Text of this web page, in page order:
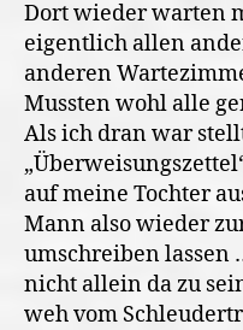
Dort wieder warten
eigentlich allen
anderen
Mussten wohl alle
Als ich dran war
auf meine Tochter
Mann also wieder
umschreiben lassen
nicht allein da zu
weh vom